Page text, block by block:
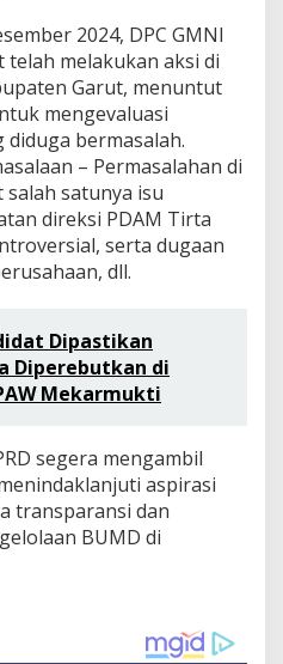
2024, DPC GMNI
telah melakukan aksi di
Garut, menuntut
mengevaluasi
diduga bermasalah.
– Permasalahan di
satunya isu
direksi PDAM Tirta
serta dugaan
dll.
Dipastikan
Diperebutkan di
Mekarmukti
segera mengambil
aspirasi
transparansi dan
BUMD di